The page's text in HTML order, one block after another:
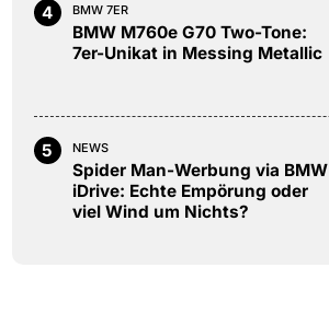
4 BMW 7ER
BMW M760e G70 Two-Tone:
7er-Unikat in Messing Metallic
5 NEWS
Spider Man-Werbung via BMW
iDrive: Echte Empörung oder
viel Wind um Nichts?